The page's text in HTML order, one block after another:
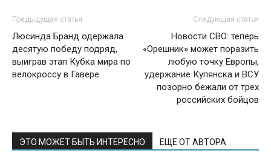
Предыдущая статья
Люсинда Бранд одержала
десятую победу подряд,
выиграв этап Кубка мира по
велокроссу в Гавере
Следующая статья
Новости СВО: теперь
«Орешник» может поразить
любую точку Европы,
удержание Купянска и ВСУ
позорно бежали от трех
российских бойцов
ЭТО МОЖЕТ БЫТЬ ИНТЕРЕСНО ЕЩЕ ОТ АВТОРА